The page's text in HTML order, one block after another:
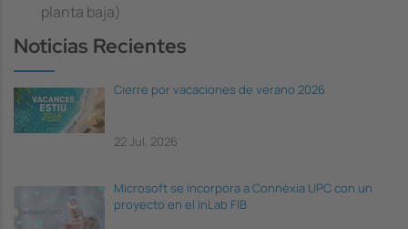
planta baja)
Noticias Recientes
Cierre por vacaciones de verano 2026
22 Jul, 2026
Microsoft se incorpora a Connèxia UPC con un
proyecto en el inLab FIB